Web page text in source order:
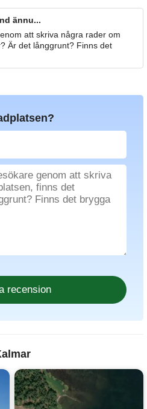
ännu...
att skriva några rader om
Är det långgrunt? Finns det